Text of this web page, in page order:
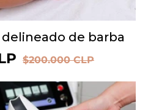
de barba
$200.000 CLP